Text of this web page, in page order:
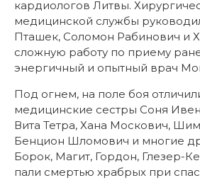
кардиологов Литвы.
медицинской службы
Пташек, Соломон Рабинович и
сложную работу по приему
энергичный и опытный врач
Под огнем, на поле боя
медицинские сестры Соня
Вита Тетра, Хана Москович,
Бенцион Шломович и многие
Борок, Магит, Гордон, Глезер-
пали смертью храбрых при